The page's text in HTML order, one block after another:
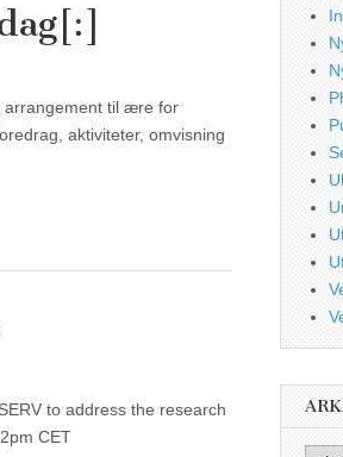
arrangement til ære for
aktiviteter, omvisning
to address the research
CET